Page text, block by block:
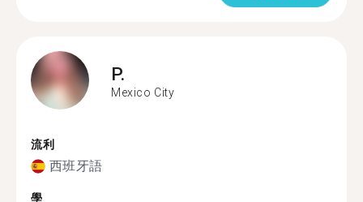
P.
Mexico City
流利
西班牙語
學